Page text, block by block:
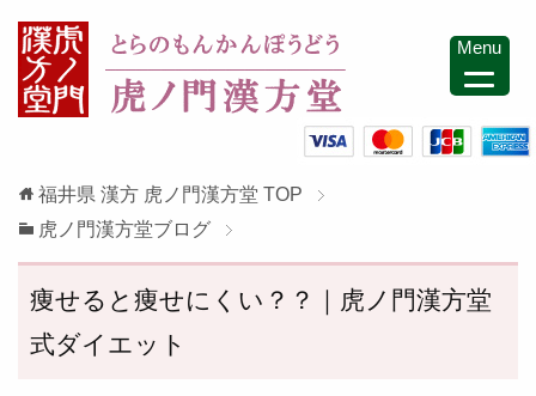
福井県 漢方 虎ノ門漢方堂 TOP
虎ノ門漢方堂ブログ
痩せると痩せにくい？？｜虎ノ門漢方堂
式ダイエット
Menu